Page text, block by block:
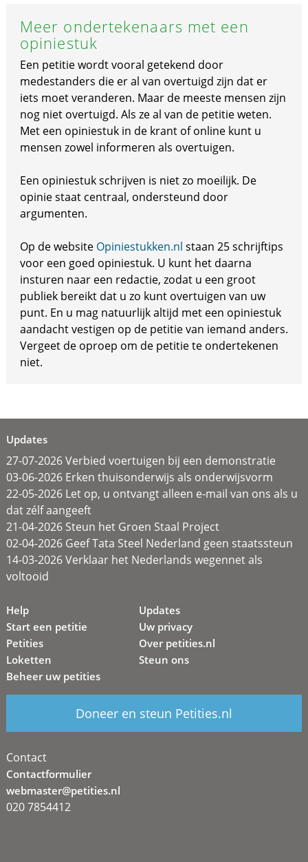
Meer ondertekenaars met een
opiniestuk
Een petitie wordt vooral getekend door
medestanders die er al van overtuigd zijn dat er
iets moet veranderen. Maar de meeste mensen zijn
nog niet overtuigd. Als ze al van de petitie weten.
Met een opiniestuk in de krant of online kunt u
mensen zowel informeren als overtuigen.
Een opiniestuk schrijven is niet zo moeilijk. De
opinie staat centraal, ondersteund door
argumenten.
Op de website Opiniestukken.nl staan 25 schrijftips
voor een goed opiniestuk. U kunt het daarna
insturen naar een redactie, zodat u een groot
publiek bereikt dat u zo kunt overtuigen van uw
punt. En u mag natuurlijk altijd met een opiniestuk
aandacht vestigen op de petitie van iemand anders.
Vergeet de oproep om de petitie te ondertekenen
niet.
Updates
27-07-2026 Verbied voertuigen bij een demonstratie
03-06-2026 Erken thuisonderwijs als onderwijsvorm
22-05-2026 Let op, u ontvangt alleen e-mail van ons als u
dat zélf aangeeft
21-04-2026 Steun het Groen Staal Project
02-04-2026 Geef Tata Steel Nederland geen staatssteun
14-03-2026 Verklaar het Nederlands wegennet als
voltooid
Help
Start een petitie
Petities
Loketten
Beheer uw petities
Updates
Uw privacy
Over petities.nl
Steun ons
Doneer en steun Petities.nl
Contact
Contactformulier
webmaster@petities.nl
020 7854412